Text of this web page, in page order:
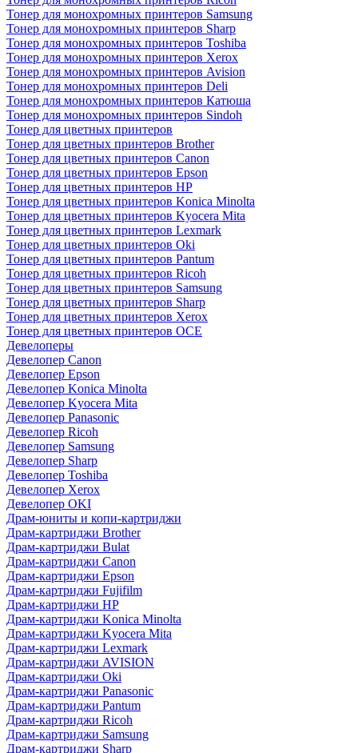
Тонер для монохромных принтеров Samsung
Тонер для монохромных принтеров Sharp
Тонер для монохромных принтеров Toshiba
Тонер для монохромных принтеров Xerox
Тонер для монохромных принтеров Avision
Тонер для монохромных принтеров Deli
Тонер для монохромных принтеров Катюша
Тонер для монохромных принтеров Sindoh
Тонер для цветных принтеров
Тонер для цветных принтеров Brother
Тонер для цветных принтеров Canon
Тонер для цветных принтеров Epson
Тонер для цветных принтеров HP
Тонер для цветных принтеров Konica Minolta
Тонер для цветных принтеров Kyocera Mita
Тонер для цветных принтеров Lexmark
Тонер для цветных принтеров Oki
Тонер для цветных принтеров Pantum
Тонер для цветных принтеров Ricoh
Тонер для цветных принтеров Samsung
Тонер для цветных принтеров Sharp
Тонер для цветных принтеров Xerox
Тонер для цветных принтеров OCE
Девелоперы
Девелопер Canon
Девелопер Epson
Девелопер Konica Minolta
Девелопер Kyocera Mita
Девелопер Panasonic
Девелопер Ricoh
Девелопер Samsung
Девелопер Sharp
Девелопер Toshiba
Девелопер Xerox
Девелопер OKI
Драм-юниты и копи-картриджи
Драм-картриджи Brother
Драм-картриджи Bulat
Драм-картриджи Canon
Драм-картриджи Epson
Драм-картриджи Fujifilm
Драм-картриджи HP
Драм-картриджи Konica Minolta
Драм-картриджи Kyocera Mita
Драм-картриджи Lexmark
Драм-картриджи AVISION
Драм-картриджи Oki
Драм-картриджи Panasonic
Драм-картриджи Pantum
Драм-картриджи Ricoh
Драм-картриджи Samsung
Драм-картриджи Sharp